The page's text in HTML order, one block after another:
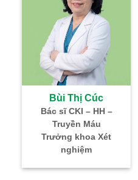
Bùi Thị Cúc
Bác sĩ CKI – HH –
Truyền Máu
Trưởng khoa Xét
nghiệm